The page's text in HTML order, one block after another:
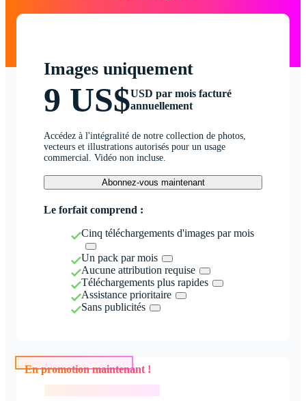
Images uniquement
9 US$USD par mois facturé
annuellement
Accédez à l'intégralité de notre collection de photos,
vecteurs et illustrations autorisés pour un usage
commercial. Vidéo non incluse.
Abonnez-vous maintenant
Le forfait comprend :
Cinq téléchargements d'images par mois
Un pack par mois
Aucune attribution requise
Téléchargements plus rapides
Assistance prioritaire
Sans publicités
En promotion maintenant !